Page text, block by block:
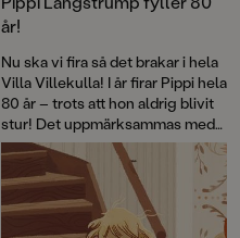
år!
Nu ska vi fira så det brakar i hela
Villa Villekulla! I år firar Pippi hela
80 år – trots att hon aldrig blivit
stur! Det uppmärksammas med
flera böcker, däribland David
Känner du Astrid
Lindgrenoch en
genomillustrerad version av
Pippi på de sju haven.